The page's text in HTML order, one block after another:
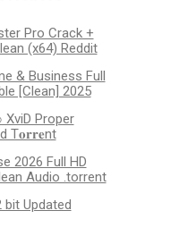
Pro Crack +
(x64) Reddit
& Business Full
[Clean] 2025
Proper
T𝐨𝐫𝐫𝐞nt
2026 Full HD
Audio .torrent
bit Updated